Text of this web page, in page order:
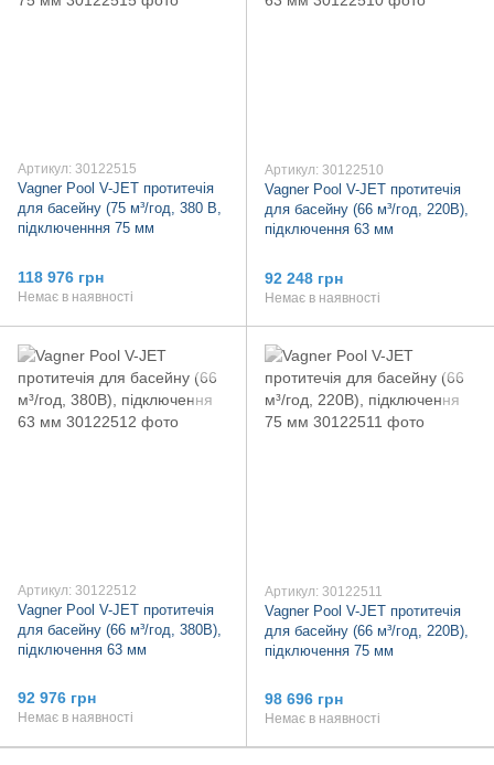
Артикул: 30122515
Vagner Pool V-JET протитечія
для басейну (75 м³/год, 380 В,
підключенння 75 мм
118 976 грн
Немає в наявності
Артикул: 30122510
Vagner Pool V-JET протитечія
для басейну (66 м³/год, 220В),
підключення 63 мм
92 248 грн
Немає в наявності
Артикул: 30122512
Vagner Pool V-JET протитечія
для басейну (66 м³/год, 380В),
підключення 63 мм
92 976 грн
Немає в наявності
Артикул: 30122511
Vagner Pool V-JET протитечія
для басейну (66 м³/год, 220В),
підключення 75 мм
98 696 грн
Немає в наявності